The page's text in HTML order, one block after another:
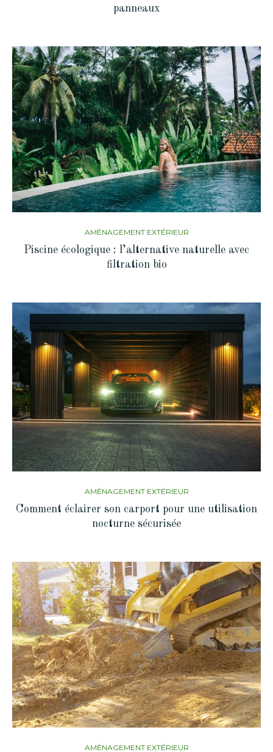
panneaux
AMÉNAGEMENT EXTÉRIEUR
Piscine écologique : l’alternative naturelle avec
filtration bio
AMÉNAGEMENT EXTÉRIEUR
Comment éclairer son carport pour une utilisation
nocturne sécurisée
AMÉNAGEMENT EXTÉRIEUR